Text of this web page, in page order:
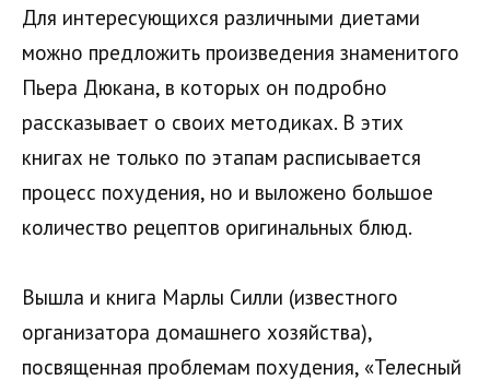
Для интересующихся различными диетами
можно предложить произведения знаменитого
Пьера Дюкана, в которых он подробно
рассказывает о своих методиках. В этих
книгах не только по этапам расписывается
процесс похудения, но и выложено большое
количество рецептов оригинальных блюд.
Вышла и книга Марлы Силли (известного
организатора домашнего хозяйства),
посвященная проблемам похудения, «Телесный